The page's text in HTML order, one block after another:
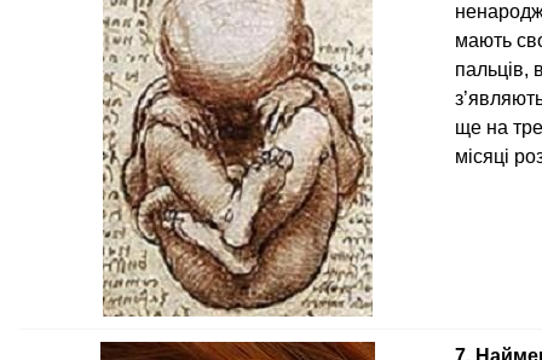
мають
пальців,
ще на
місяці
7.